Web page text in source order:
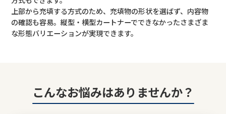
上部から充填する方式のため、充填物の形状を選ばず、内容物
の確認も容易。縦型・横型カートナーでできなかったさまざま
な形態バリエーションが実現できます。
こんなお悩みはありませんか？